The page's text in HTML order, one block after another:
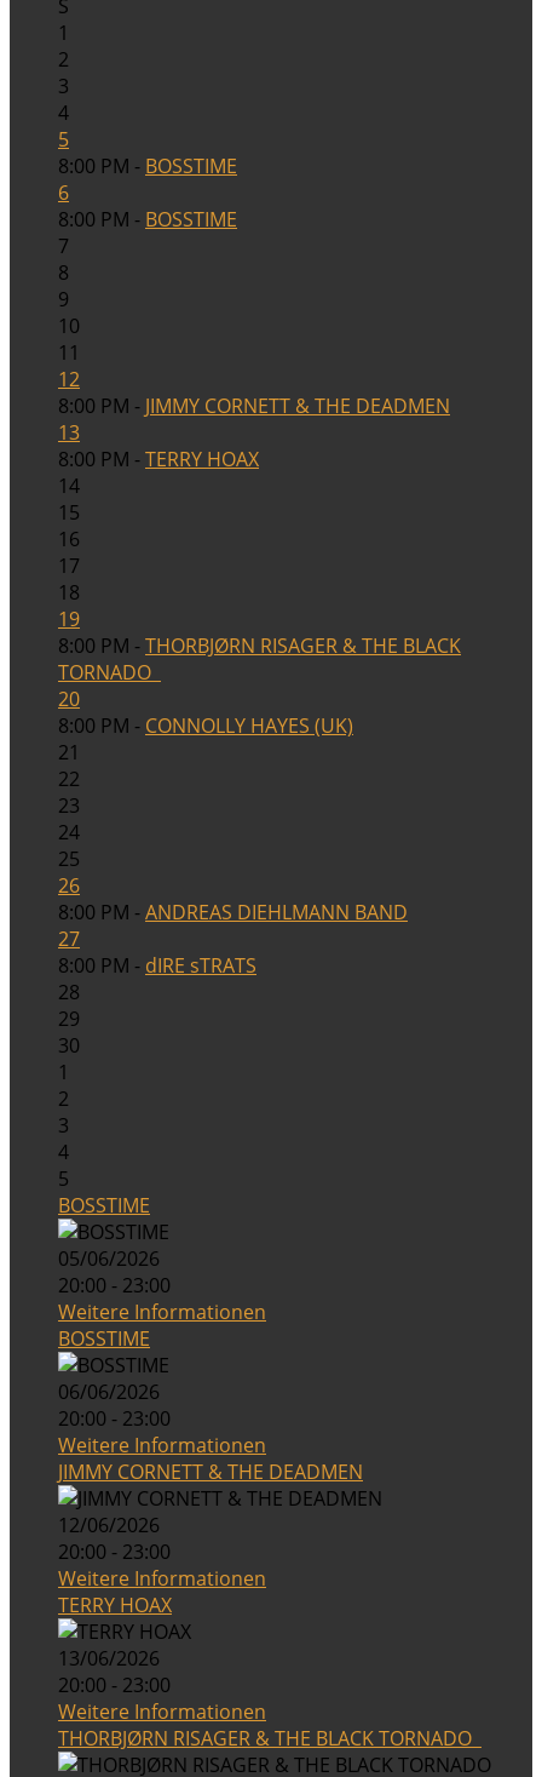
S
1
2
3
4
5
8:00 PM - BOSSTIME
6
8:00 PM - BOSSTIME
7
8
9
10
11
12
8:00 PM - JIMMY CORNETT & THE DEADMEN
13
8:00 PM -TERRY HOAX
14
15
16
17
18
19
8:00 PM -THORBJØRN RISAGER & THE BLACK
TORNADO
20
8:00 PM - CONNOLLY HAYES (UK)
21
22
23
24
25
26
8:00 PM -ANDREAS DIEHLMANN BAND
27
8:00 PM - dIRE sTRATS
28
29
30
1
2
3
4
5
BOSSTIME
05/06/2026
20:00 - 23:00
Weitere Informationen
BOSSTIME
06/06/2026
20:00 - 23:00
Weitere Informationen
JIMMY CORNETT & THE DEADMEN
12/06/2026
20:00 - 23:00
Weitere Informationen
TERRY HOAX
13/06/2026
20:00 - 23:00
Weitere Informationen
THORBJØRN RISAGER & THE BLACK TORNADO